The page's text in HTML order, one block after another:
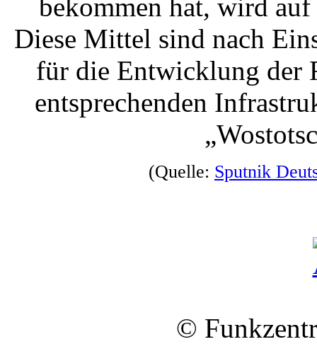
bekommen hat, wird
Diese Mittel sind nach
für die Entwicklung der
entsprechenden
(Quelle: Sputnik
©